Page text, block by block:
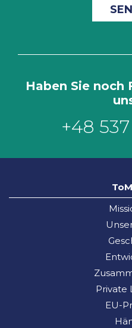
Haben Sie noch
+48
Private
EU-